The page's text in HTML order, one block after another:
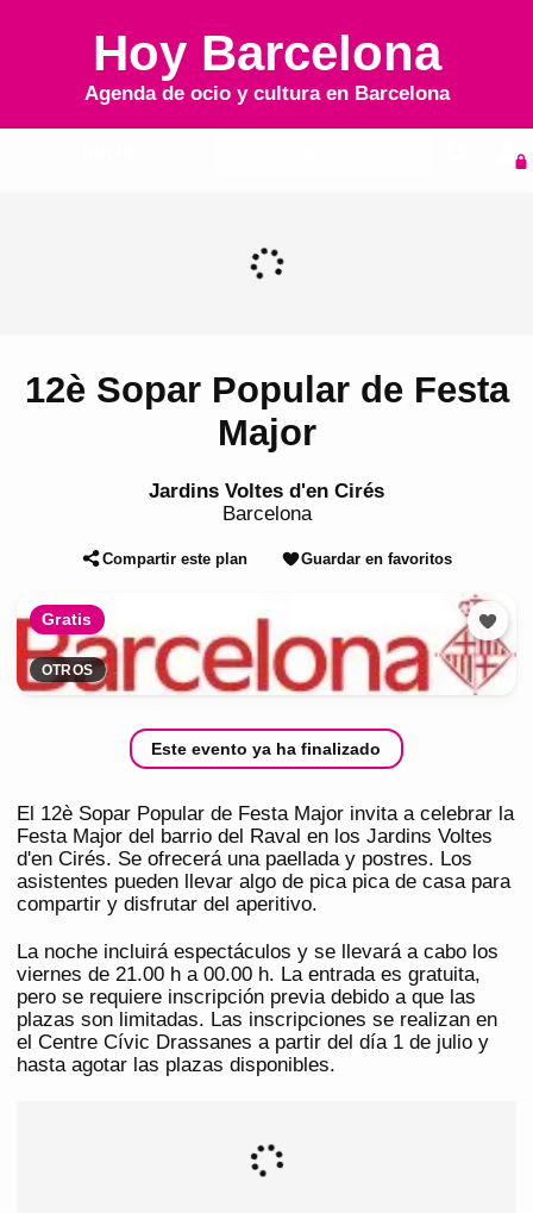
Hoy Barcelona
Agenda de ocio y cultura en Barcelona
12è Sopar Popular de Festa
Major
Jardins Voltes d'en Cirés
Barcelona
Compartir este plan Guardar en favoritos
Gratis
OTROS
Este evento ya ha finalizado
El 12è Sopar Popular de Festa Major invita a celebrar la
Festa Major del barrio del Raval en los Jardins Voltes
d'en Cirés. Se ofrecerá una paellada y postres. Los
asistentes pueden llevar algo de pica pica de casa para
compartir y disfrutar del aperitivo.
La noche incluirá espectáculos y se llevará a cabo los
viernes de 21.00 h a 00.00 h. La entrada es gratuita,
pero se requiere inscripción previa debido a que las
plazas son limitadas. Las inscripciones se realizan en
el Centre Cívic Drassanes a partir del día 1 de julio y
hasta agotar las plazas disponibles.